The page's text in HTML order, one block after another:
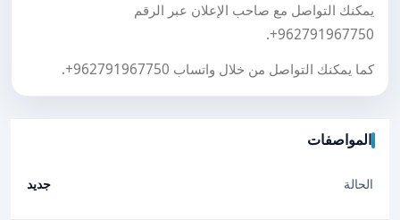
يمكنك التواصل مع صاحب الإعلان عبر الرقم
+962791967750
.
كما يمكنك التواصل من خلال واتساب +962791967750
.
المواصفات
الحالة جديد